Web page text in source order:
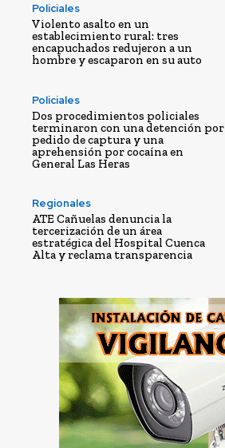
Policiales
Violento asalto en un
establecimiento rural: tres
encapuchados redujeron a un
hombre y escaparon en su auto
Policiales
Dos procedimientos policiales
terminaron con una detención por
pedido de captura y una
aprehensión por cocaína en
General Las Heras
Regionales
ATE Cañuelas denuncia la
tercerización de un área
estratégica del Hospital Cuenca
Alta y reclama transparencia